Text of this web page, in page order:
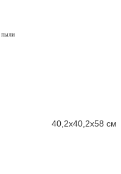
пыли
40,2x40,2x58 см